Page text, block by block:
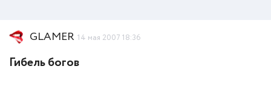
GLAMER 14 мая 2007 18:36
Гибель богов